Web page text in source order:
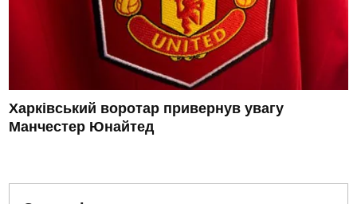
Харківський воротар привернув увагу
Манчестер Юнайтед